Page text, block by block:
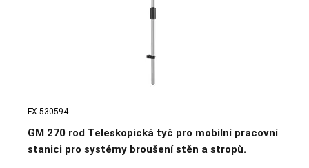
FX-530594
GM 270 rod Teleskopická tyč pro mobilní pracovní
stanici pro systémy broušení stěn a stropů.